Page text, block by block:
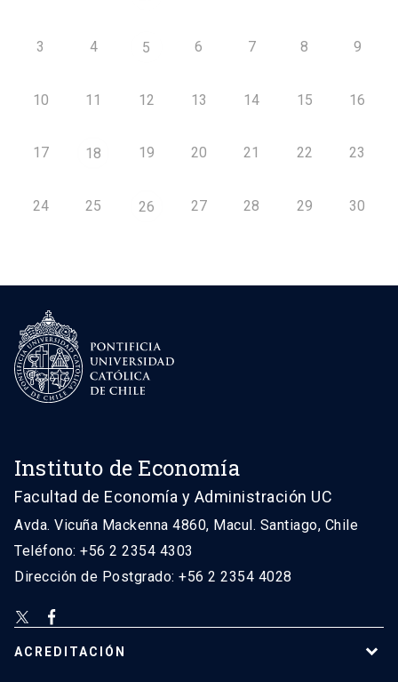
3 4 5 6 7 8 9
10 11 12 13 14 15 16
17 18 19 20 21 22 23
24 25 26 27 28 29 30
Instituto de Economía
Facultad de Economía y Administración UC
Avda. Vicuña Mackenna 4860, Macul. Santiago, Chile
Teléfono: +56 2 2354 4303
Dirección de Postgrado: +56 2 2354 4028
ACREDITACIÓN